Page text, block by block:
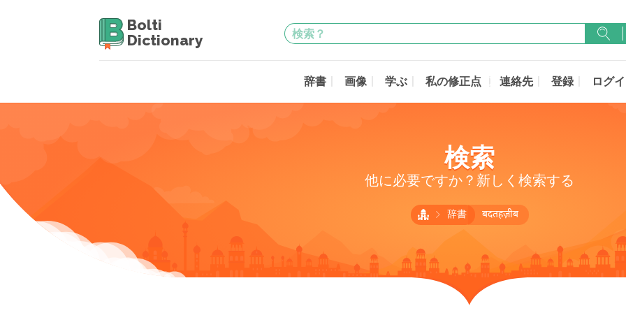
Bolti
Dictionary
辞書 画像 学ぶ 私の修正点 連絡先 登録 ログ
検索
他に必要ですか？新しく検索する
辞書 बदतहज़ीब